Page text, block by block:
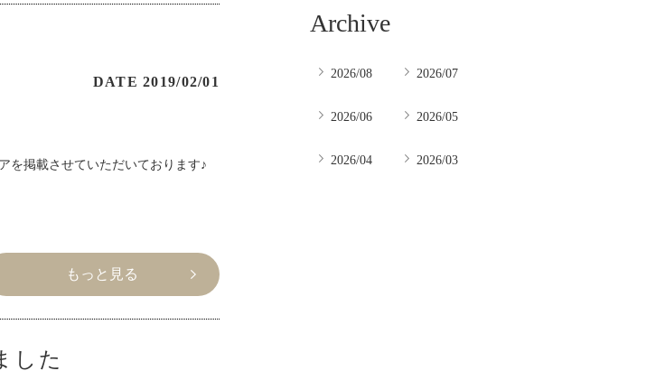
DATE 2019/02/01
を掲載させていただいております♪
もっと見る
した
Archive
2026/08 2026/07
2026/06 2026/05
2026/04 2026/03